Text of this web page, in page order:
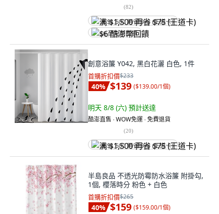
(82)
满 $1,500 再省 $75 (王道卡)
$6 酷澎幣回饋
創意浴簾 Y042, 黑白花灑 白色, 1件
首購折扣價$233
40% $139 ($139.00/1個)
明天 8/8 (六) 預計送達
酷澎直售 ∙ WOW免運 ∙ 免費退貨
(20)
满 $1,500 再省 $75 (王道卡)
半島良品 不透光防霉防水浴簾 附掛勾,
1個, 櫻落時分 粉色 + 白色
首購折扣價$265
40% $159 ($159.00/1個)